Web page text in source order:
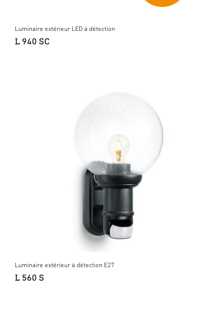
Luminaire extérieur LED à détection
L 940 SC
Luminaire extérieur à détection E27
L 560 S